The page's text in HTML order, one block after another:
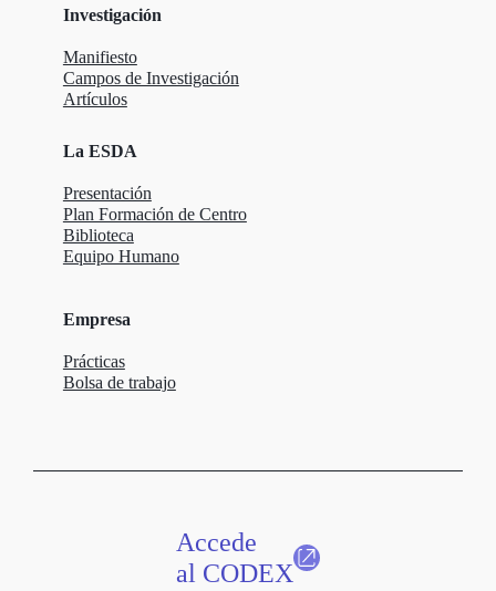
Investigación
Manifiesto
Campos de Investigación
Artículos
La ESDA
Presentación
Plan Formación de Centro
Biblioteca
Equipo Humano
Empresa
Prácticas
Bolsa de trabajo
Accede
al CODEX